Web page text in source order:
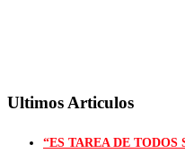
Ultimos Articulos
“ES TAREA DE